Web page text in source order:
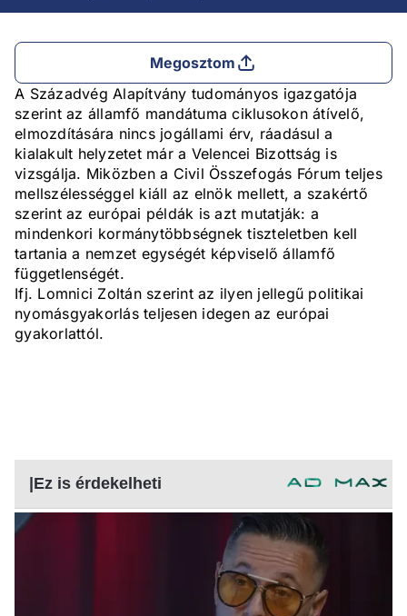
Megosztom
A Századvég Alapítvány tudományos igazgatója
szerint az államfő mandátuma ciklusokon átívelő,
elmozdítására nincs jogállami érv, ráadásul a
kialakult helyzetet már a Velencei Bizottság is
vizsgálja. Miközben a Civil Összefogás Fórum teljes
mellszélességgel kiáll az elnök mellett, a szakértő
szerint az európai példák is azt mutatják: a
mindenkori kormánytöbbségnek tiszteletben kell
tartania a nemzet egységét képviselő államfő
függetlenségét.
Ifj. Lomnici Zoltán szerint az ilyen jellegű politikai
nyomásgyakorlás teljesen idegen az európai
gyakorlattól.